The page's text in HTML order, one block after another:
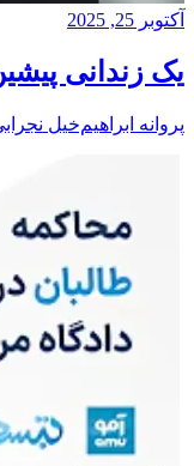
آکتوبر 25, 2025
یک زندانی
پروانه ابراهیم‌خیل نجرابی: